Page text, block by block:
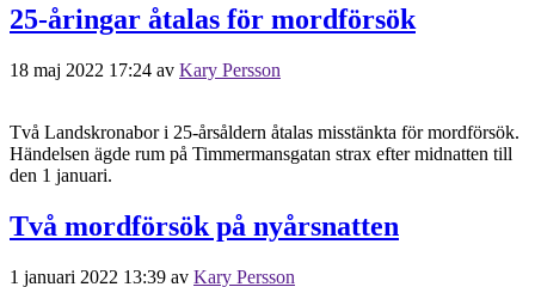
25-åringar åtalas för mordförsök
18 maj 2022 17:24 av Kary Persson
Två Landskronabor i 25-årsåldern åtalas misstänkta för mordförsök.
Händelsen ägde rum på Timmermansgatan strax efter midnatten till
den 1 januari.
Två mordförsök på nyårsnatten
1 januari 2022 13:39 av Kary Persson